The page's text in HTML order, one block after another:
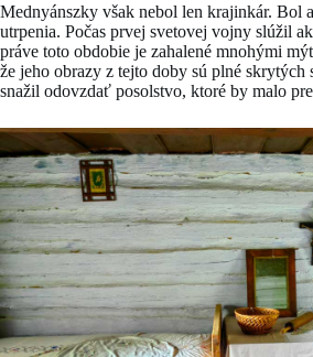
Mednyánszky však nebol len krajinkár. Bol
utrpenia. Počas prvej svetovej vojny slúžil
práve toto obdobie je zahalené mnohými
že jeho obrazy z tejto doby sú plné skrytých
snažil odovzdať posolstvo, ktoré by malo